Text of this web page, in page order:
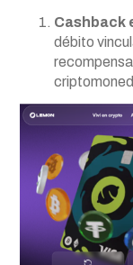
Cashback
débito